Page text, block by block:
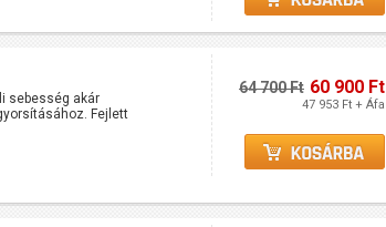
sebesség akár
Fejlett
64 700 Ft 60 900 Ft
47 953 Ft + Áfa